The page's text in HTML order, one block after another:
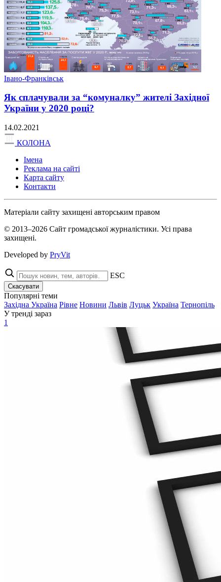
Івано-Франківськ
Як сплачували за “комуналку” жителі Західної
України у 2020 році?
14.02.2021
КОЛОНА
Імена
Реклама на сайті
Карта сайту
Контакти
Матеріали сайту захищені авторським правом
© 2013–2026 Сайт громадської журналістики. Усі права
захищені.
Developed by PryVit
ESC
Скасувати
Популярні теми
Західна Україна Рівне Новини Львів Луцьк Україна Тернопіль
У тренді зараз
1